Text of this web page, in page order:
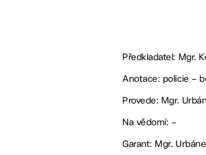
Předkladatel: Mgr.
Anotace: policie –
Provede: Mgr.
Na vědomí: –
Garant: Mgr.